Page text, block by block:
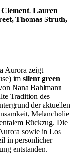
Lauren
Thomas Struth,
Aurora zeigt
im silent green
Nana Bahlmann
Tradition des
der aktuellen
Melancholie
Rückzug. Die
sowie in Los
in persönlicher
entstanden.